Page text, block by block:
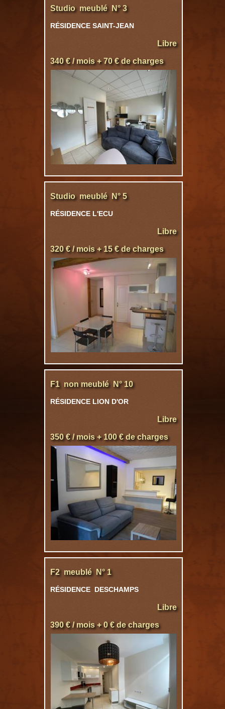
Studio meublé N° 3
RÉSIDENCE SAINT-JEAN
Libre
340 € / mois + 70 € de charges
Studio meublé N° 5
RÉSIDENCE L'ECU
Libre
320 € / mois + 15 € de charges
F1 non meublé N° 10
RÉSIDENCE LION D'OR
Libre
350 € / mois + 100 € de charges
F2 meublé N° 1
RÉSIDENCE DESCHAMPS
Libre
390 € / mois + 0 € de charges